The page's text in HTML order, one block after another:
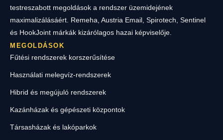
testreszabott megoldások a rendszer üzemidejének
maximalizálásáért. Remeha, Austria Email, Spirotech, Sentinel
és HookJoint márkák kizárólagos hazai képviselője.
MEGOLDÁSOK
Fűtési rendszerek korszerűsítése
Használati melegvíz-rendszerek
Hibrid és megújuló rendszerek
Kazánházak és gépészeti központok
Társasházak és lakóparkok